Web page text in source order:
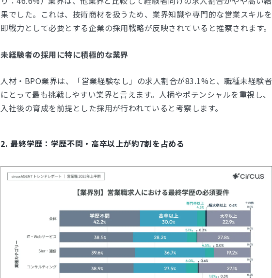
果でした。これは、技術商材を扱うため、業界知識や専門的な営業スキルを
即戦力として必要とする企業の採用戦略が反映されていると推察されます。
未経験者の採用に特に積極的な業界
人材・BPO業界は、「営業経験なし」の求人割合が83.1%と、職種未経験者
にとって最も挑戦しやすい業界と言えます。人柄やポテンシャルを重視し、
入社後の育成を前提とした採用が行われていると考察します。
2. 最終学歴：学歴不問・高卒以上が約7割を占める